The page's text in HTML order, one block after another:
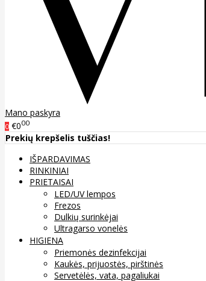
Mano paskyra
0 €000
Prekių krepšelis tuščias!
IŠPARDAVIMAS
RINKINIAI
PRIETAISAI
LED/UV lempos
Frezos
Dulkių surinkėjai
Ultragarso vonelės
HIGIENA
Priemonės dezinfekcijai
Kaukės, prijuostės, pirštinės
Servetėlės, vata, pagaliukai